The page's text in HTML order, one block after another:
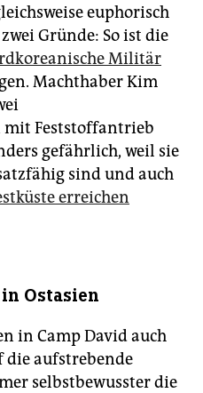
euphorisch
Gründe: So ist die
Militär
Machthaber Kim
Feststoffantrieb
gefährlich, weil sie
sind und auch
erreichen
Ostasien
in Camp David auch
die aufstrebende
selbstbewusster die